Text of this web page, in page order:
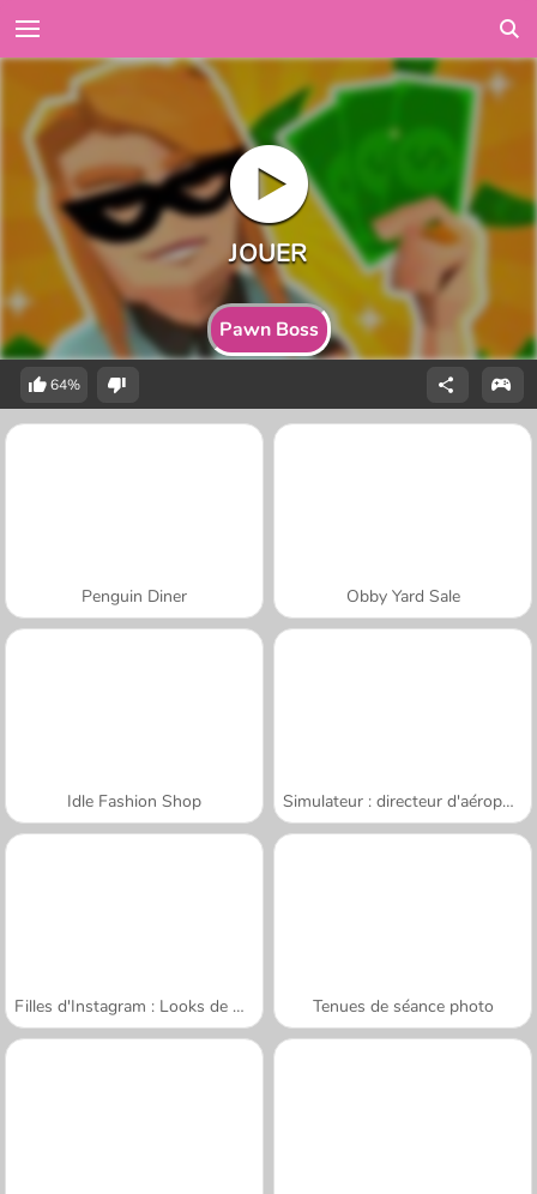
Pawn Boss
64%
Penguin Diner Obby Yard Sale
Idle Fashion Shop Simulateur : directeur d'aéroport
Filles d'Instagram : Looks de Noël Tenues de séance photo